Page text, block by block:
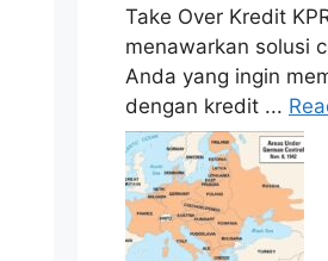
Take Over Kredit
menawarkan solusi
Anda yang ingin
dengan kredit ...